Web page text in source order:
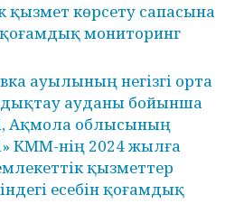
қызмет көрсету сапасына
қоғамдық мониторинг
ауылының негізгі орта
ауданы бойынша
Ақмола облысының
КММ-нің 2024 жылға
қызметтер
есебін қоғамдық